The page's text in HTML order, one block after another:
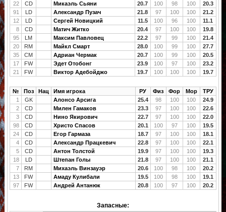
22
CD Микаэль Сьяни 20.7 100 98 100
20.3
91
LD Александр Пузач 21.8 97 100 100
21.2
12
LD Сергей Новицкий 11.5 100 96 100
11.1
8
CD Матич Житко 20.4 97 100 100
19.8
95
LM Максим Павловец 22.2 97 99 100
21.4
20
RM Майкл Смарт 28.0 100 99 100
27.7
35
CM Адриан Чермак 20.7 100 99 100
20.5
17
FW Эдет Отобонг 23.9 100 97 100
23.2
21
FW Виктор Адебойджо 19.7 100 100 100 19.7
№ Поз Нац Имя игрока РУ Физ Фор Мор
ТРУ
1
GK Алонсо Арсига 25.4 98 100 100
24.9
2
CD Милен Гамаков 23.3 97 100 100
22.6
3
CD Нино Якирович 22.7 97 100 100
22.0
98
CD Христо Спасов 20.1 100 97 100
19.5
24
CD Егор Гармаза 18.7 97 100 100
18.1
4
CD Александр Працкевич 22.8 97 100 100
22.1
5
CD Антон Толстой 19.9 97 100 100
19.3
18
LD Штепан Голы 21.8 97 100 100
21.1
7
RM Михаэль Винзауэр 20.6 100 98 100
20.2
13
FW Амаду Кулибали 19.5 100 98 100
19.1
97
FW Андрей Антанюк 20.8 100 97 100 20.2
Запасные: